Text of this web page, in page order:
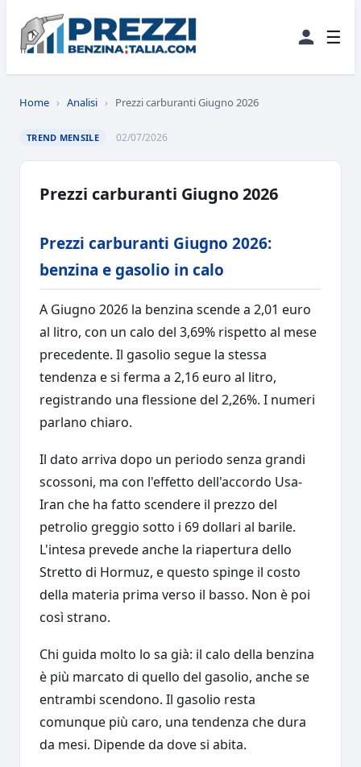
☰
Home › Analisi › Prezzi carburanti Giugno 2026
TREND MENSILE 02/07/2026
Prezzi carburanti Giugno 2026
Prezzi carburanti Giugno 2026:
benzina e gasolio in calo
A Giugno 2026 la benzina scende a 2,01 euro
al litro, con un calo del 3,69% rispetto al mese
precedente. Il gasolio segue la stessa
tendenza e si ferma a 2,16 euro al litro,
registrando una flessione del 2,26%. I numeri
parlano chiaro.
Il dato arriva dopo un periodo senza grandi
scossoni, ma con l'effetto dell'accordo Usa-
Iran che ha fatto scendere il prezzo del
petrolio greggio sotto i 69 dollari al barile.
L'intesa prevede anche la riapertura dello
Stretto di Hormuz, e questo spinge il costo
della materia prima verso il basso. Non è poi
così strano.
Chi guida molto lo sa già: il calo della benzina
è più marcato di quello del gasolio, anche se
entrambi scendono. Il gasolio resta
comunque più caro, una tendenza che dura
da mesi. Dipende da dove si abita.